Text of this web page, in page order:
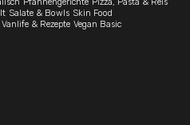
Salate & Bowls Skin Food
Vanlife & Rezepte Vegan Basic